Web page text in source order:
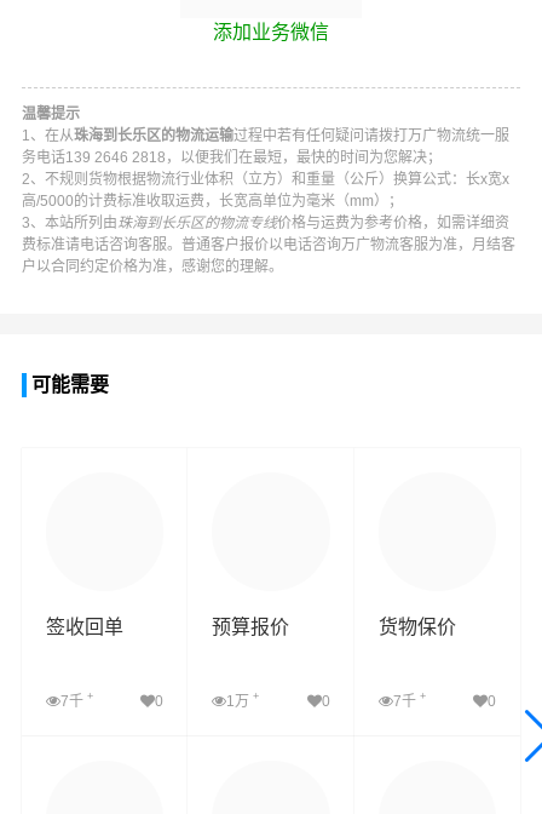
添加业务微信
温馨提示
1、在从珠海到长乐区的物流运输过程中若有任何疑问请拨打万广物流统一服
务电话139 2646 2818 ，以便我们在最短，最快的时间为您解决；
2、不规则货物根据物流行业体积（立方）和重量（公斤）换算公式：长x宽x
高/5000的计费标准收取运费，长宽高单位为毫米（mm）；
3、本站所列由珠海到长乐区的物流专线价格与运费为参考价格，如需详细资
费标准请电话咨询客服。普通客户报价以电话咨询万广物流客服为准，月结客
户以合同约定价格为准，感谢您的理解。
可能需要
签收回单
7千 + 0
预算报价
1万+ 0
货物保价
7千 + 0